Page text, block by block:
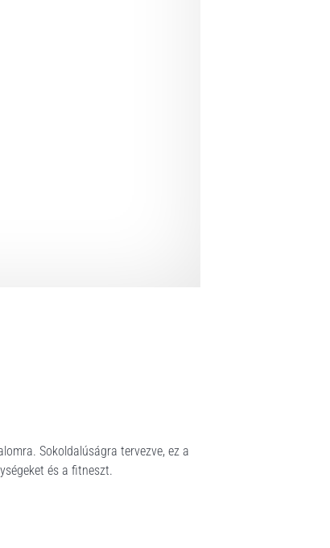
Sokoldalúságra tervezve, ez a
és a fitneszt.